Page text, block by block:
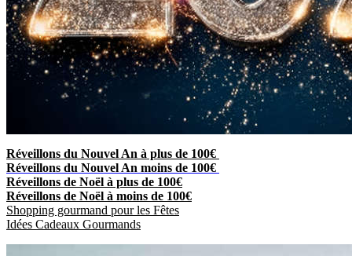
Réveillons du Nouvel An à plus de 100€
Réveillons du Nouvel An moins de 100€
Réveillons de Noël à plus de 100€
Réveillons de Noël à moins de 100€
Shopping gourmand pour les Fêtes
Idées Cadeaux Gourmands